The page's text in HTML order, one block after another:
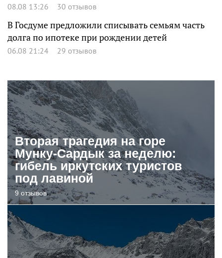
08.08 13:26 30 отзывов
В Госдуме предложили списывать семьям часть
долга по ипотеке при рождении детей
06.08 21:24 29 отзывов
Вторая трагедия на горе
Мунку-Сардык за неделю:
гибель иркутских туристов
под лавиной
9 отзывов